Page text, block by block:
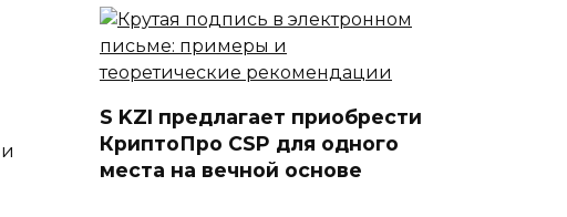
S KZI предлагает приобрести
КриптоПро CSP для одного
места на вечной основе